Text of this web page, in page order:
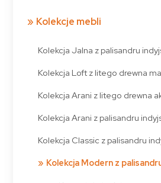
Kolekcje mebli
Kolekcja Jalna z palisandru
Kolekcja Loft z litego drewna
Kolekcja Arani z litego drewna
Kolekcja Arani z palisandru
Kolekcja Classic z palisandru
Kolekcja Modern z